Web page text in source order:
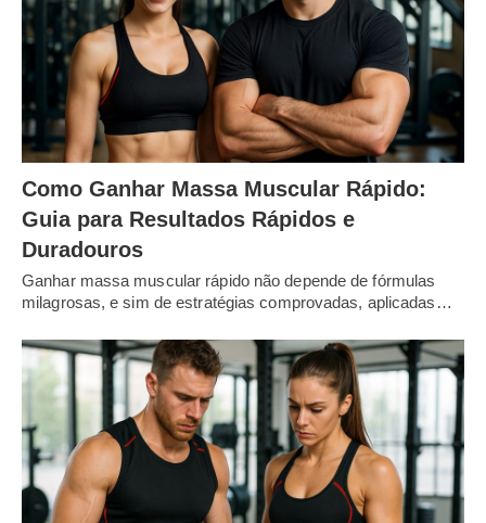
Como Ganhar Massa Muscular Rápido:
Guia para Resultados Rápidos e
Duradouros
Ganhar massa muscular rápido não depende de fórmulas
milagrosas, e sim de estratégias comprovadas, aplicadas…